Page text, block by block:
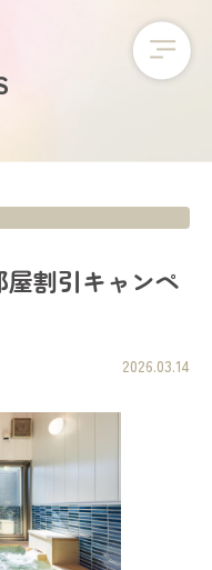
割引キャンペ
2026.03.14